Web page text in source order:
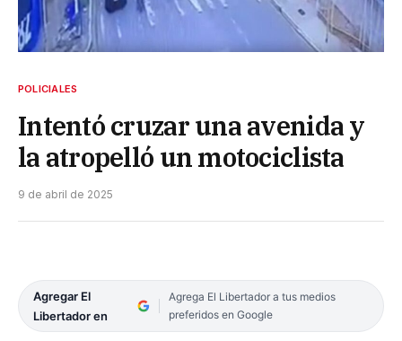
POLICIALES
Intentó cruzar una avenida y
la atropelló un motociclista
9 de abril de 2025
Agregar El
Libertador en
Agrega El Libertador a tus medios
preferidos en Google